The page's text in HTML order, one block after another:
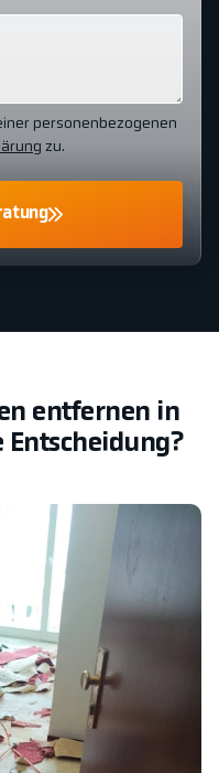
personenbezogenen
zu.
entfernen in
Entscheidung?